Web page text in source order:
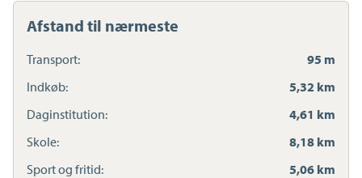
Afstand til nærmeste
Transport:
95 m
Indkøb:
5,32 km
Daginstitution:
4,61 km
Skole:
8,18 km
Sport og fritid:
5,06 km